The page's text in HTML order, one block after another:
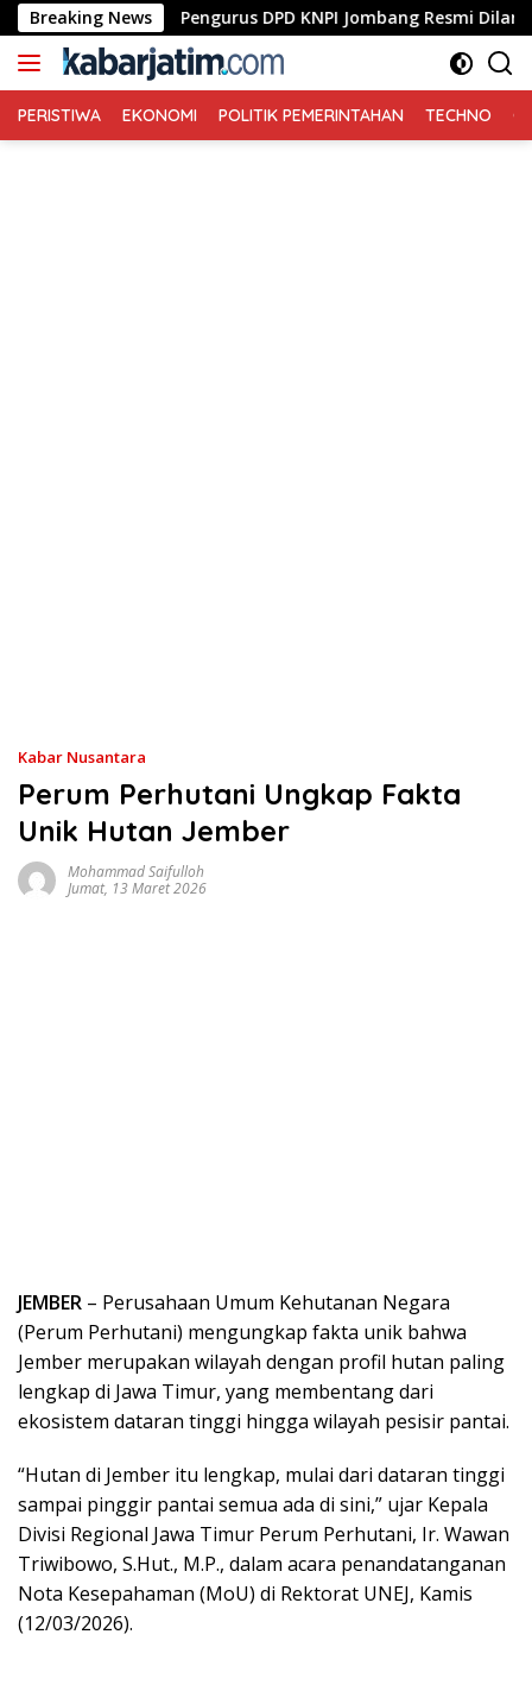
Langsung
ke
konten
Breaking NewsPengurus DPD KNPI Jombang Resmi Dilantik,
PERISTIWA EKONOMI POLITIK PEMERINTAHAN TECHNO
Kabar Nusantara
Perum Perhutani Ungkap Fakta
Unik Hutan Jember
Mohammad Saifulloh
Jumat, 13 Maret 2026
JEMBER – Perusahaan Umum Kehutanan Negara
(Perum Perhutani) mengungkap fakta unik bahwa
Jember merupakan wilayah dengan profil hutan paling
lengkap di Jawa Timur, yang membentang dari
ekosistem dataran tinggi hingga wilayah pesisir pantai.
“Hutan di Jember itu lengkap, mulai dari dataran tinggi
sampai pinggir pantai semua ada di sini,” ujar Kepala
Divisi Regional Jawa Timur Perum Perhutani, Ir. Wawan
Triwibowo, S.Hut., M.P., dalam acara penandatanganan
Nota Kesepahaman (MoU) di Rektorat UNEJ, Kamis
(12/03/2026).